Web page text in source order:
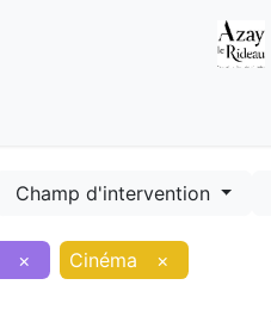
Champ d'intervention
× Cinéma ×